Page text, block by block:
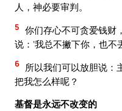
人，神必要审判。
5 你们存心不可贪爱钱财
说：‘我总不撇下你，也不
6
所以我们可以放胆说：
把我怎么样呢？
基督是永远不改变的